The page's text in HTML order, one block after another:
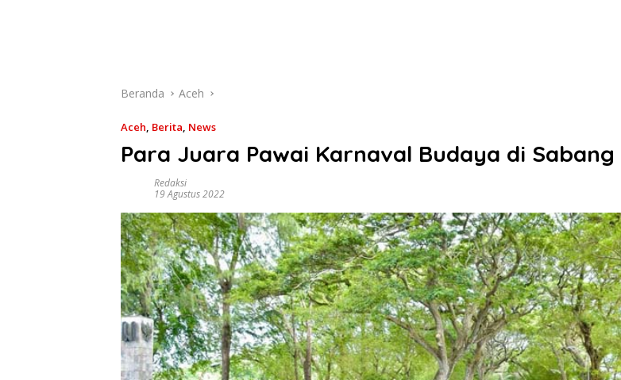
Beranda Aceh
Aceh, Berita, News
Para Juara Pawai Karnaval Budaya di Sabang
Redaksi
19 Agustus 2022